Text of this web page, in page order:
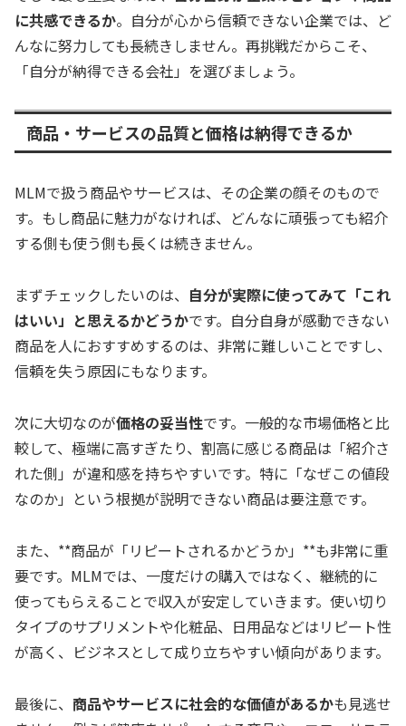
に共感できるか。自分が心から信頼できない企業では、ど
んなに努力しても長続きしません。再挑戦だからこそ、
「自分が納得できる会社」を選びましょう。
商品・サービスの品質と価格は納得できるか
MLMで扱う商品やサービスは、その企業の顔そのもので
す。もし商品に魅力がなければ、どんなに頑張っても紹介
する側も使う側も長くは続きません。
まずチェックしたいのは、 自分が実際に使ってみて「これ
はいい」と思えるかどうかです。自分自身が感動できない
商品を人におすすめするのは、非常に難しいことですし、
信頼を失う原因にもなります。
次に大切なのが価格の妥当性です。一般的な市場価格と比
較して、極端に高すぎたり、割高に感じる商品は「紹介さ
れた側」が違和感を持ちやすいです。特に「なぜこの値段
なのか」という根拠が説明できない商品は要注意です。
また、**商品が「リピートされるかどうか」**も非常に重
要です。MLMでは、一度だけの購入ではなく、継続的に
使ってもらえることで収入が安定していきます。使い切り
タイプのサプリメントや化粧品、日用品などはリピート性
が高く、ビジネスとして成り立ちやすい傾向があります。
最後に、 商品やサービスに社会的な価値があるかも見逃せ